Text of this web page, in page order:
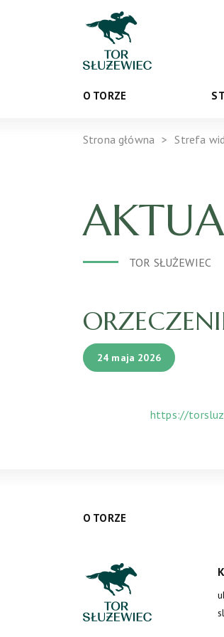
O TORZE
Strona główna Strefa
TOR SŁUŻEWIEC
24 maja 2026
https://
O TORZE